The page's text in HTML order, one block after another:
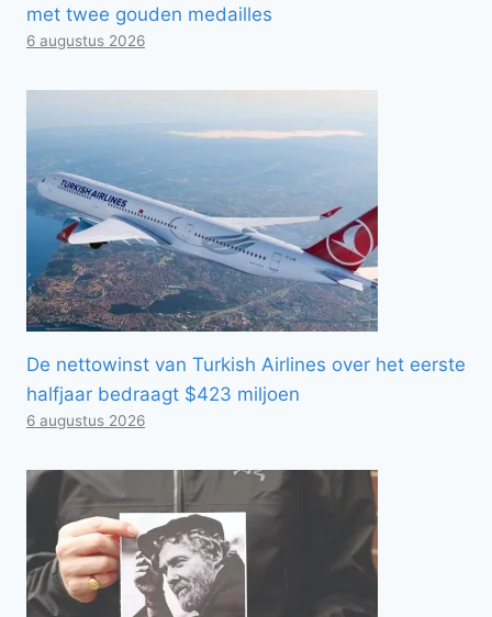
met twee gouden medailles
6 augustus 2026
De nettowinst van Turkish Airlines over het eerste
halfjaar bedraagt ​​$423 miljoen
6 augustus 2026